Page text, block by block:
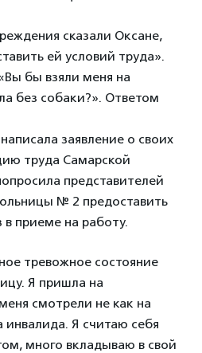
сказали Оксане,
ей условий труда».
бы взяли меня на
без собаки?». Ответом
заявление о своих
труда Самарской
представителей
№ 2 предоставить
приеме на работу.
тревожное состояние
Я пришла на
смотрели не как на
инвалида. Я считаю себя
много вкладываю в свой